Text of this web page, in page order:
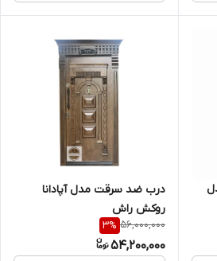
درب ضد سرقت مدل آپادانا
روکش راش
56,000,000
3%
54,200,000